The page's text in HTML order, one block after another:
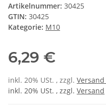
Artikelnummer: 30425
GTIN: 30425
Kategorie: M10
6,29 €
inkl. 20% USt. , zzgl. Versand
inkl. 20% USt. , zzgl. Versand